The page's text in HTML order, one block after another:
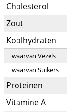
Cholesterol
Zout
Koolhydraten
waarvan Vezels
waarvan Suikers
Proteinen
Vitamine A